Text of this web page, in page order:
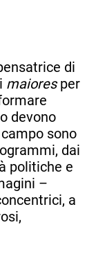
di
maioresper
devono
sono
dai
politiche e
–
a